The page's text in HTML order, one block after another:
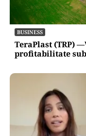
BUSINESS
TeraPlast (TRP)
profitabilitate